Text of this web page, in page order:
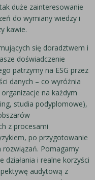
duże zainteresowanie
do wymiany wiedzy i
kawie.
się doradztwem i
doświadczenie
patrzymy na ESG przez
danych – co wyróżnia
na każdym
studia podyplomowe),
z procesami
po przygotowanie
Pomagamy
działania i realne korzyści
audytową z